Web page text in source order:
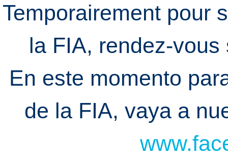
Temporairement pour
la FIA, rendez-
En este momento
de la FIA, vaya a